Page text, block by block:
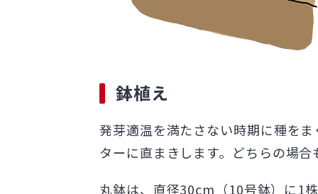
鉢植え
発芽適温を満たさない時期に種を
ターに直まきします。どちらの場
丸鉢は、直径30cm（10号鉢）に1